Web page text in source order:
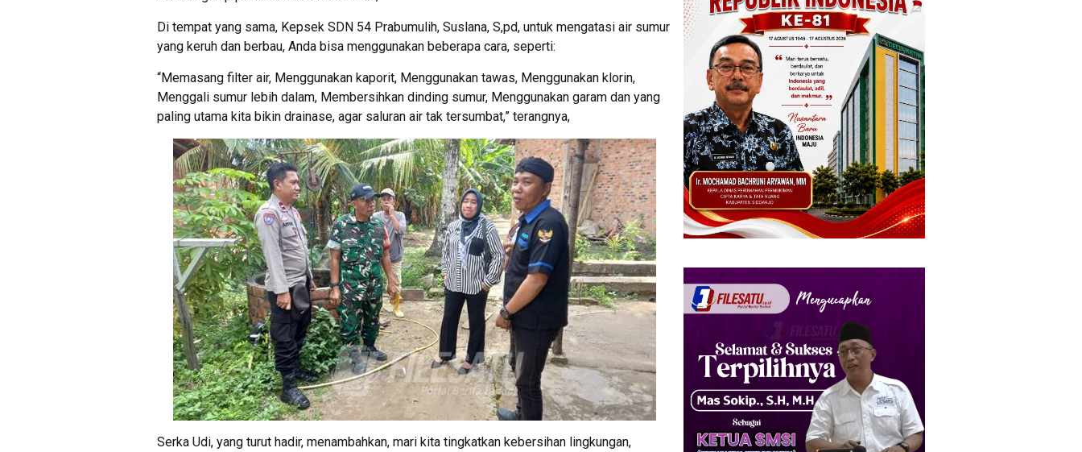
Di tempat yang sama, Kepsek SDN 54 Prabumulih, Suslana, S,pd, untuk mengatasi air sumur
yang keruh dan berbau, Anda bisa menggunakan beberapa cara, seperti:
“Memasang filter air, Menggunakan kaporit, Menggunakan tawas, Menggunakan klorin,
Menggali sumur lebih dalam, Membersihkan dinding sumur, Menggunakan garam dan yang
paling utama kita bikin drainase, agar saluran air tak tersumbat,” terangnya,
Serka Udi, yang turut hadir, menambahkan, mari kita tingkatkan kebersihan lingkungan,